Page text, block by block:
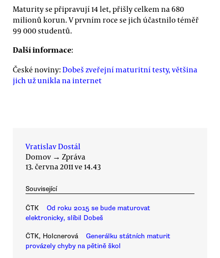
Maturity se připravují 14 let, přišly celkem na 680
milionů korun. V prvním roce se jich účastnilo téměř
99 000 studentů.
Další informace:
České noviny: Dobeš zveřejní maturitní testy, většina
jich už unikla na internet
Vratislav Dostál
Domov → Zpráva
13. června 2011 ve 14.43
Související
ČTK
Od roku 2015 se bude maturovat
elektronicky, slíbil Dobeš
ČTK, Holcnerová
Generálku státních maturit
provázely chyby na pětině škol